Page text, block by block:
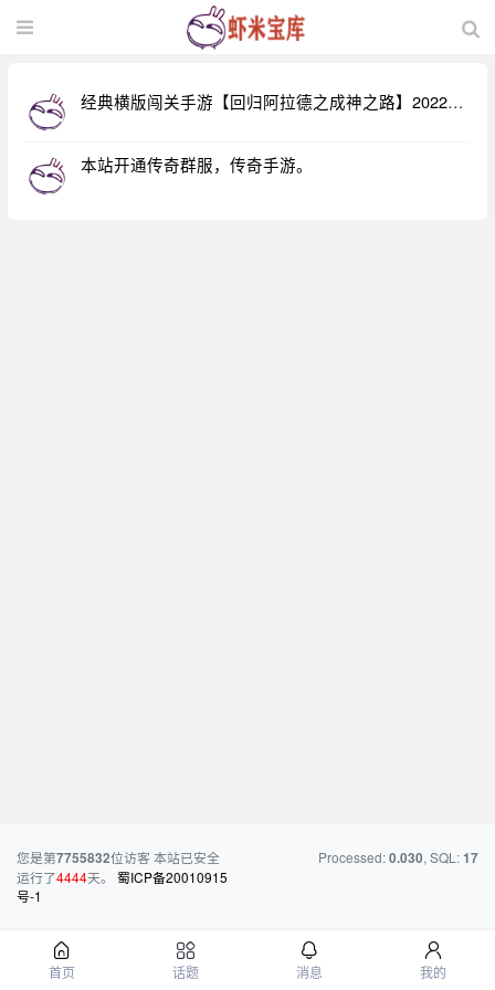
经典横版闯关手游【回归阿拉德之成神之路】2022整
测】
本站开通传奇群服，传奇手游。
您是第7755832位访客 本站已安全
运行了4444天。
蜀ICP备20010915
号-1
Processed:0.030, SQL:17
首页 话题 消息 我的